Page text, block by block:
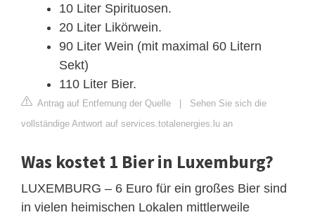
10 Liter Spirituosen.
20 Liter Likörwein.
90 Liter Wein (mit maximal 60 Litern
Sekt)
110 Liter Bier.
Antrag auf Entfernung der Quelle | Sehen Sie sich die
vollständige Antwort auf services.totalenergies.lu an
Was kostet 1 Bier in Luxemburg?
LUXEMBURG – 6 Euro für ein großes Bier sind
in vielen heimischen Lokalen mittlerweile